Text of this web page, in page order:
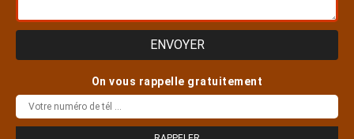
On vous rappelle gratuitement